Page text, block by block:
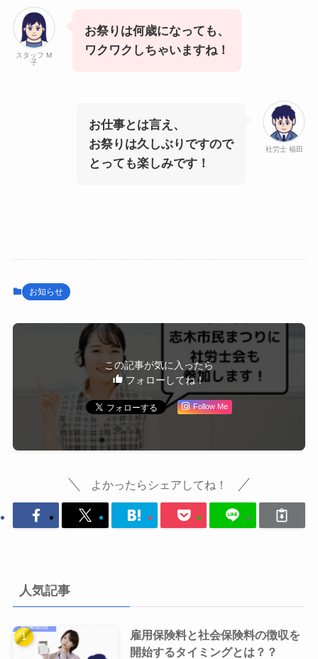
スタッフ M
子
お祭りは何歳になっても、
ワクワクしちゃいますね！
社労士 福田
お仕事とは言え、
お祭りは久しぶりですので
とっても楽しみです！
お知らせ
この記事が気に入ったら
フォローしてね！
Follow Me
よかったらシェアしてね！
人気記事
雇用保険料と社会保険料の徴収を
開始するタイミングとは？？